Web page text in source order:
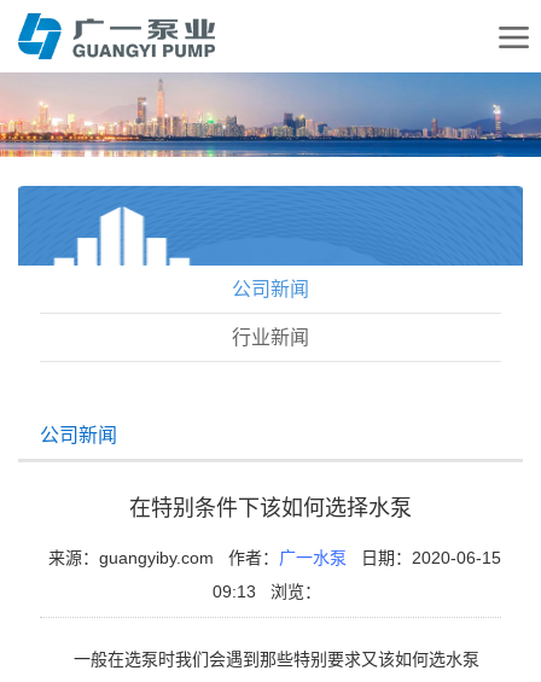
公司新闻
行业新闻
公司新闻
在特别条件下该如何选择水泵
来源：guangyiby.com 作者： 广一水泵
日期：2020-06-15
09:13
浏览：
一般在选泵时我们会遇到那些特别要求又该如何选水泵